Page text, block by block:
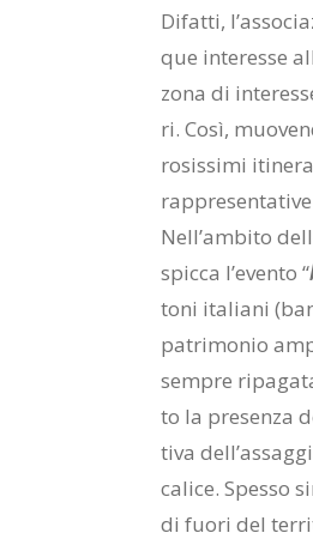
Di­fat­ti,
que in­te­res­se
zona di
ri. Così,
ro­sis­si­mi
Nel­l’am­bi­to
spic­ca l’e­ven­to “
to­ni ita­lia­ni
pa­tri­mo­nio
sem­pre
to la pre­sen­za
ti­va
ca­li­ce. Spes­so
di fuo­ri del